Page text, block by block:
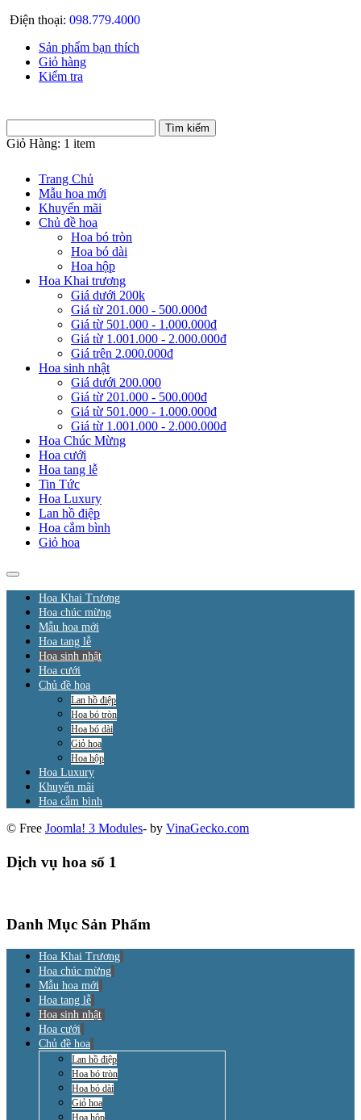
Điện thoại: 098.779.4000
Sản phẩm bạn thích
Giỏ hàng
Kiểm tra
Giỏ Hàng: 1 item
Trang Chủ
Mẫu hoa mới
Khuyến mãi
Chủ đề hoa
Hoa bó tròn
Hoa bó dài
Hoa hộp
Hoa Khai trương
Giá dưới 200k
Giá từ 201.000 - 500.000đ
Giá từ 501.000 - 1.000.000đ
Giá từ 1.001.000 - 2.000.000đ
Giá trên 2.000.000đ
Hoa sinh nhật
Giá dưới 200.000
Giá từ 201.000 - 500.000đ
Giá từ 501.000 - 1.000.000đ
Giá từ 1.001.000 - 2.000.000đ
Hoa Chúc Mừng
Hoa cưới
Hoa tang lễ
Tin Tức
Hoa Luxury
Lan hồ điệp
Hoa cắm bình
Giỏ hoa
Hoa Khai Trương
Hoa chúc mừng
Mẫu hoa mới
Hoa tang lễ
Hoa sinh nhật
Hoa cưới
Chủ đề hoa
Lan hồ điệp
Hoa bó tròn
Hoa bó dài
Giỏ hoa
Hoa hộp
Hoa Luxury
Khuyến mãi
Hoa cắm bình
© Free Joomla! 3 Modules- by VinaGecko.com
Dịch vụ hoa số 1
Danh Mục Sản Phẩm
Hoa Khai Trương
Hoa chúc mừng
Mẫu hoa mới
Hoa tang lễ
Hoa sinh nhật
Hoa cưới
Chủ đề hoa
Lan hồ điệp
Hoa bó tròn
Hoa bó dài
Giỏ hoa
Hoa hộp